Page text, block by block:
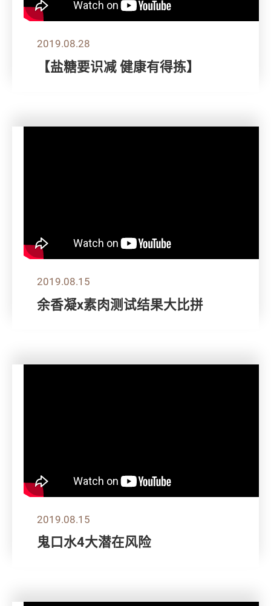
2019.08.28
【盐糖要识减 健康有得拣】
2019.08.15
余香凝x素肉测试结果大比拼
2019.08.15
鬼口水4大潜在风险